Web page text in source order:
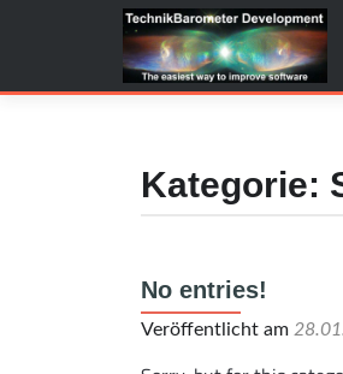
Kategorie:
No entries!
Veröffentlicht am